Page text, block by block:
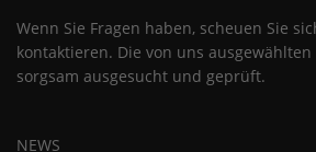
Wenn Sie Fragen haben, scheuen Sie
kontaktieren. Die von uns
sorgsam ausgesucht und geprüft.
NEWS